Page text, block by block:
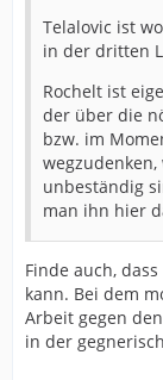
Telalovic ist
in der dritten
Rochelt ist
der über die
bzw. im
unbeständig
man ihn hier
Finde auch,
kann. Bei dem
Arbeit gegen
in der